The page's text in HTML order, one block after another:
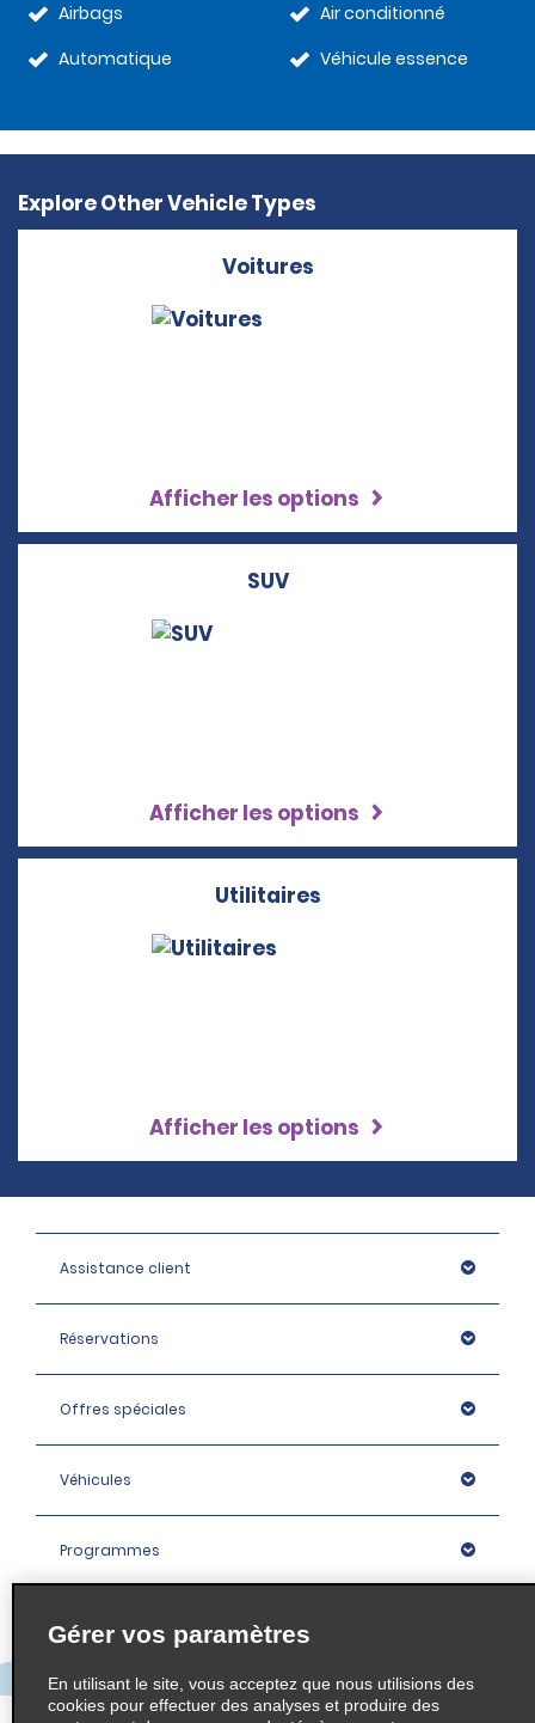
Airbags
Automatique
Air conditionné
Véhicule essence
Explore Other Vehicle Types
Voitures
Afficher les options
SUV
Afficher les options
Utilitaires
Afficher les options
Assistance client
Réservations
Offres spéciales
Véhicules
Programmes
Entreprise
Agences
Gérer vos paramètres
En utilisant le site, vous acceptez que nous utilisions des
cookies pour effectuer des analyses et produire des